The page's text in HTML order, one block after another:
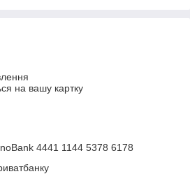
на вашу картку
4441 1144 5378 6178